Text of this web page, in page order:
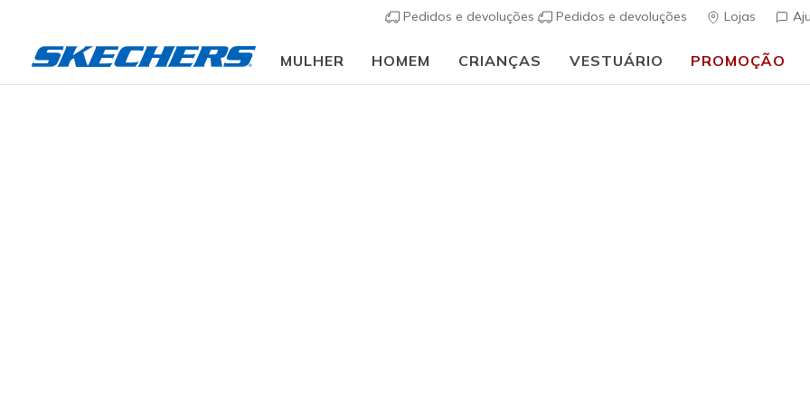
Pedidos e devoluções Pedidos e devoluções Lojas
MULHER HOMEM CRIANÇAS VESTUÁRIO PROMOÇÃO